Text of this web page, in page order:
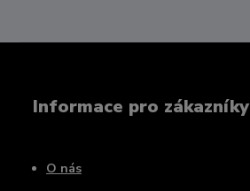
Informace pro zákazníky
O nás